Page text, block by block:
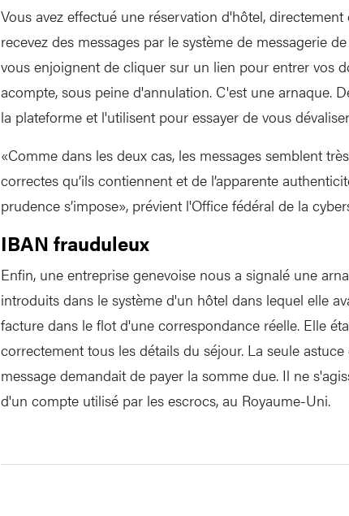
Vous avez effectué une réservation d'hôtel,
recevez des messages par le système de messagerie
vous enjoignent de cliquer sur un lien pour entrer vos
acompte, sous peine d'annulation. C'est une arnaque.
la plateforme et l'utilisent pour essayer de vous
«Comme dans les deux cas, les messages semblent
correctes qu’ils contiennent et de l’apparente
prudence s’impose», prévient l'Office fédéral de la
IBAN frauduleux
Enfin, une entreprise genevoise nous a signalé une
introduits dans le système d'un hôtel dans lequel elle
facture dans le flot d'une correspondance réelle. Elle
correctement tous les détails du séjour. La seule
message demandait de payer la somme due. Il ne
d'un compte utilisé par les escrocs, au Royaume-Uni.